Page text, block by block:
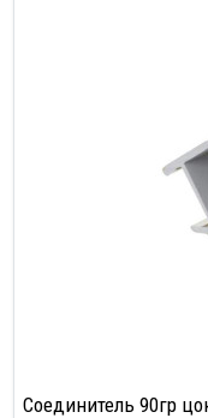
Соединитель 90гр